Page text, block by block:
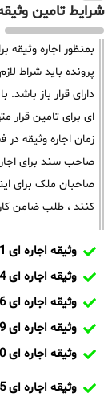
شرایط تامین
بمنظور اجاره وثیقه
پرونده باید شراط
دارای قرار باز
ای برای تامین قرار
زمان اجاره وثیقه
صاحب سند برای
صاحبان ملک برای
کنند ، طلب ضامن
وثیقه اجاره ای 1 میلیاردی در فسا
وثیقه اجاره ای 4 میلیاردی در فسا
وثیقه اجاره ای 6 میلیاردی در فسا
وثیقه اجاره ای 9 میلیاردی در فسا
وثیقه اجاره ای 10 میلیاردی در فسا
وثیقه اجاره ای 15 میلیاردی در فسا